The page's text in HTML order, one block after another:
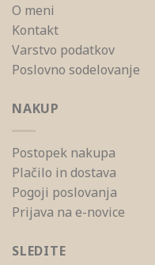
O meni
Kontakt
Varstvo podatkov
Poslovno sodelovanje
NAKUP
Postopek nakupa
Plačilo in dostava
Pogoji poslovanja
Prijava na e-novice
SLEDITE